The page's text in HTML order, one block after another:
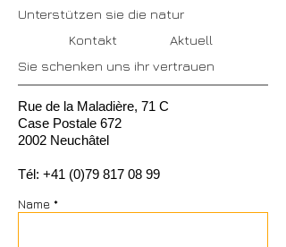
Unterstützen sie die natur
Kontakt
Aktuell
Sie schenken uns ihr vertrauen
Rue de la Maladière, 71 C
Case Postale 672
2002 Neuchâtel
Tél: +41 (0)79 817 08 99
Name *